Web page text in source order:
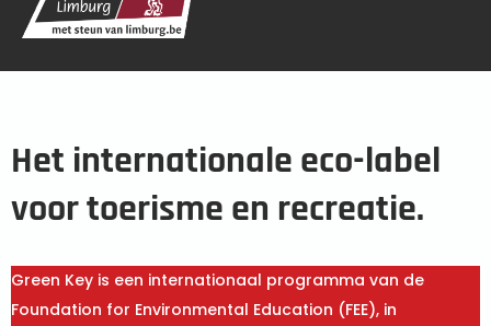
Het internationale eco-label
voor toerisme en recreatie.
Green Key is een internationaal programma van de
Foundation for Environmental Education (FEE), in